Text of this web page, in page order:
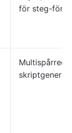
för steg-för-